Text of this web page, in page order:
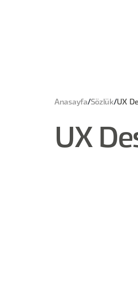
Anasayfa/Sözlük/UX
UX